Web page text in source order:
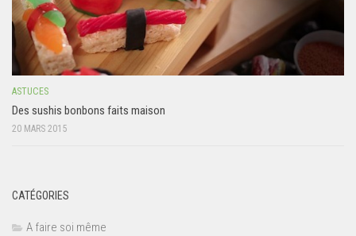
ASTUCES
Des sushis bonbons faits maison
20 MARS 2015
CATÉGORIES
A faire soi même